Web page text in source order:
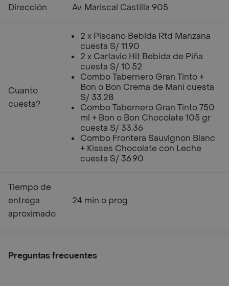
Dirección Av. Mariscal Castilla 905
Cuanto
cuesta?
2 x Piscano Bebida Rtd Manzana
cuesta S/ 11.90
2 x Cartavio Hit Bebida de Piña
cuesta S/ 10.52
Combo Tabernero Gran Tinto +
Bon o Bon Crema de Maní cuesta
S/ 33.28
Combo Tabernero Gran Tinto 750
ml + Bon o Bon Chocolate 105 gr
cuesta S/ 33.36
Combo Frontera Sauvignon Blanc
+ Kisses Chocolate con Leche
cuesta S/ 36.90
Tiempo de
entrega
aproximado
24 min o prog.
Preguntas frecuentes